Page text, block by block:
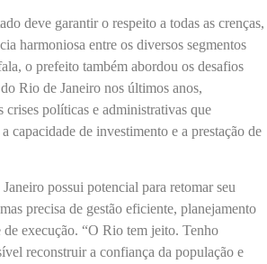
deve garantir o respeito a todas as crenças,
harmoniosa entre os diversos segmentos
o prefeito também abordou os desafios
Rio de Janeiro nos últimos anos,
crises políticas e administrativas que
capacidade de investimento e a prestação de
possui potencial para retomar seu
precisa de gestão eficiente, planejamento
de execução. “O Rio tem jeito. Tenho
reconstruir a confiança da população e